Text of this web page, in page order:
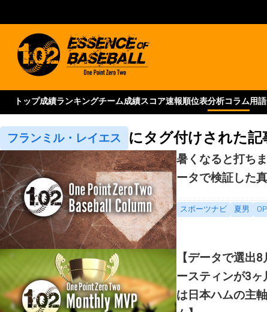
トップ成績ランキングチーム成績スコア速報順位表分析コラム用
フランミル・レイエス にタグ付けされた記
暑くなると打ち
ータで検証した
スポーツナビ
夏男
【データで選出
ースティンが3
は日本ハムの主